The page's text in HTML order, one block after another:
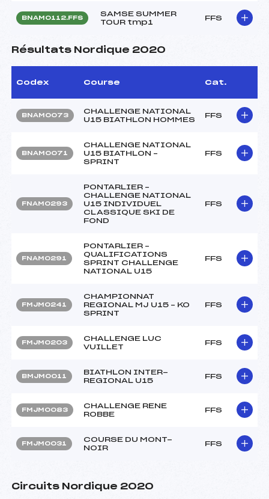
BNAM0112.FFS
SAMSE SUMMER
TOUR tmp1
FFS
Résultats Nordique 2020
Codex Course Cat.
BNAM0073
CHALLENGE NATIONAL
U15 BIATHLON HOMMES
FFS
BNAM0071
CHALLENGE NATIONAL
U15 BIATHLON –
SPRINT
FFS
FNAM0293
PONTARLIER –
CHALLENGE NATIONAL
U15 INDIVIDUEL
CLASSIQUE SKI DE
FOND
FFS
FNAM0291
PONTARLIER –
QUALIFICATIONS
SPRINT CHALLENGE
NATIONAL U15
FFS
FMJM0241
CHAMPIONNAT
REGIONAL MJ U15 – KO
SPRINT
FFS
FMJM0203
CHALLENGE LUC
VUILLET
FFS
BMJM0011
BIATHLON INTER-
REGIONAL U15
FFS
FMJM0083
CHALLENGE RENE
ROBBE
FFS
FMJM0031
COURSE DU MONT-
NOIR
FFS
Circuits Nordique 2020